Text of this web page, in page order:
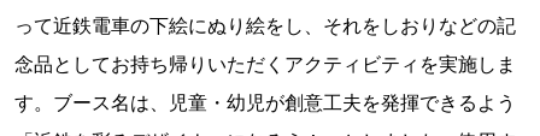
って近鉄電車の下絵にぬり絵をし、それをしおりなどの記
念品としてお持ち帰りいただくアクティビティを実施しま
す。ブース名は、児童・幼児が創意工夫を発揮できるよう